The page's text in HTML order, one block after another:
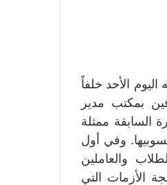
الأحد خلفاً
بمكتب مدير
السابقة ممثلة
وفي أول
والعاملين
الأزمات التي